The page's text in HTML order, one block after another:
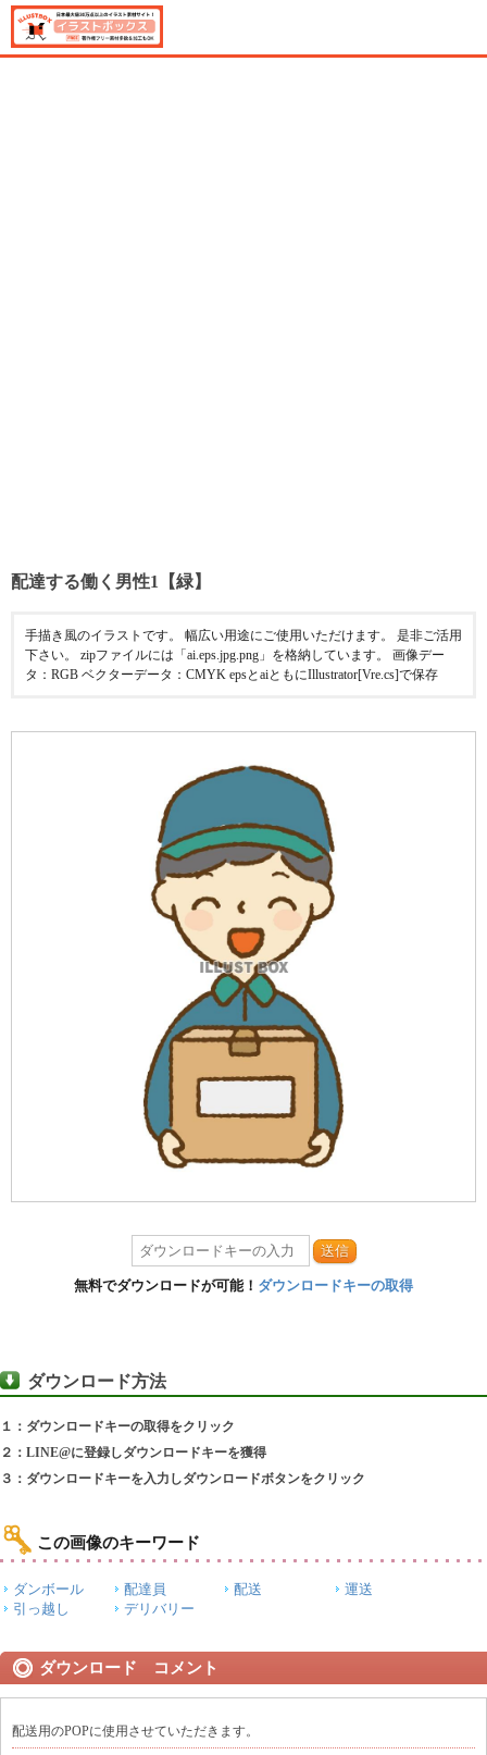
配達する働く男性1【緑】
手描き風のイラストです。 幅広い用途にご使用いただけます。 是非ご活用
下さい。 zipファイルには「ai.eps.jpg.png」を格納しています。 画像デー
タ：RGB ベクターデータ：CMYK epsとaiともにIllustrator[Vre.cs]で保存
送信
無料でダウンロードが可能！ ダウンロードキーの取得
ダウンロード方法
１：ダウンロードキーの取得をクリック
２：LINE@に登録しダウンロードキーを獲得
３：ダウンロードキーを入力しダウンロードボタンをクリック
この画像のキーワード
ダンボール 配達員 配送
運送
引っ越し
デリバリー
ダウンロード コメント
配送用のPOPに使用させていただきます。